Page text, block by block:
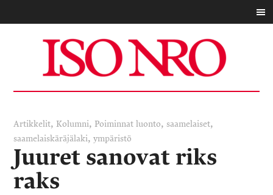
Artikkelit, Kolumni, Poiminnat luonto,saamelaiset,
saamelaiskäräjälaki,ympäristö
Juuret sanovat riks
raks